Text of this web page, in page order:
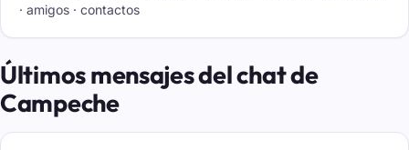
· amigos · contactos
Últimos mensajes del chat de
Campeche